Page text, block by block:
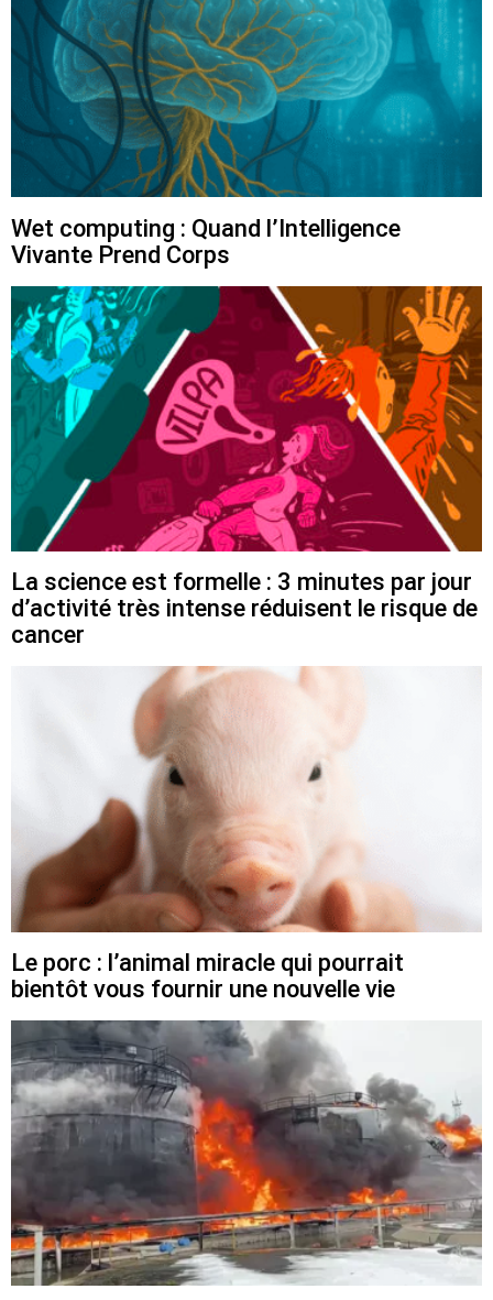
Wet computing : Quand l’Intelligence
Vivante Prend Corps
La science est formelle : 3 minutes par jour
d’activité très intense réduisent le risque de
cancer
Le porc : l’animal miracle qui pourrait
bientôt vous fournir une nouvelle vie